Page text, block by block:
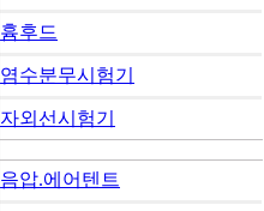
흄후드
염수분무시험기
자외선시험기
음압.에어텐트